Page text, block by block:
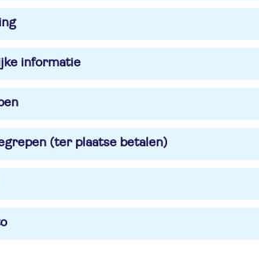
informatie
(ter plaatse betalen)